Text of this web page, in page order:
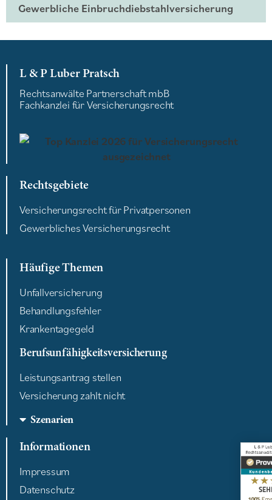
Gewerbliche Einbruchdiebstahlversicherung
L & P Luber Pratsch
Rechtsanwälte Partnerschaft mbB
Fachkanzlei für Versicherungsrecht
Rechtsgebiete
Versicherungsrecht für Privatpersonen
Gewerbliches Versicherungsrecht
Häufige Themen
Unfallversicherung
Behandlungsfehler
Krankentagegeld
Berufsunfähigkeitsversicherung
Leistungsantrag stellen
Versicherung zahlt nicht
Szenarien
Informationen
Impressum
Datenschutz